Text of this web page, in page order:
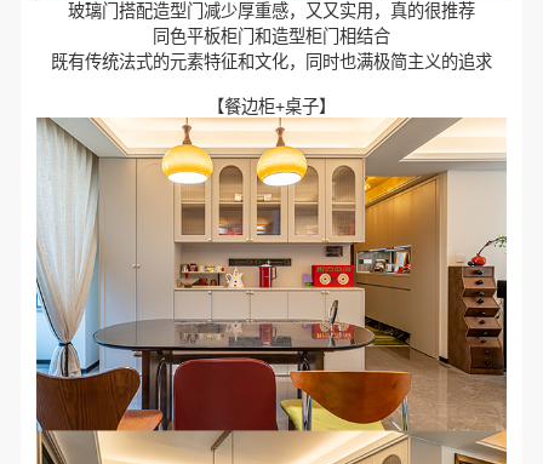
玻璃门搭配造型门减少厚重感，又又实用，真的很推荐
同色平板柜门和造型柜门相结合
既有传统法式的元素特征和文化，同时也满极简主义的追求
【餐边柜+桌子】